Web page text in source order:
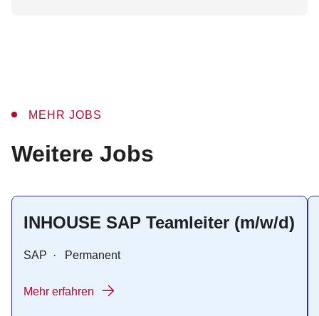
MEHR JOBS
:
Weitere Jobs
INHOUSE SAP Teamleiter (m/w/d)
SAP · Permanent
Mehr erfahren